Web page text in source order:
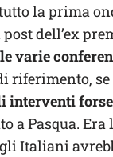
la prima
post dell’ex
le varie
riferimento,
interventi
a Pasqua.
Italiani